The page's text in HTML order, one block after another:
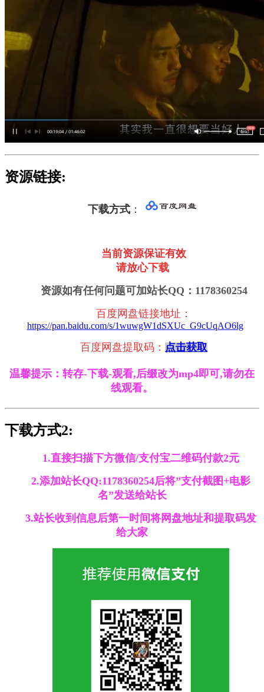
资源链接:
下载方式 ：
当前资源保证有效
请放心下载
资源如有任何问题可加站长QQ：1178360254
百度网盘链接地址 ：
https://pan.baidu.com/s/1wuwgW1dSXUc_G9cUqAO6lg
百度网盘提取码： 点击获取
温馨提示：转存-下载-观看,后缀改为mp4即可,请勿在
线观看。
下载方式2:
1.直接扫描下方微信/支付宝二维码付款2元
2.添加站长QQ:1178360254后将”支付截图+电影
名”发送给站长
3.站长收到信息后第一时间将网盘地址和提取码发
给大家